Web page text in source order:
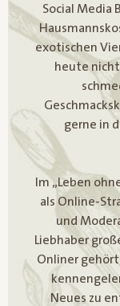
Social Media
exotischen
heute
gerne in
Im „Leben
als Online-
und
Liebhaber
Onliner
Neues zu